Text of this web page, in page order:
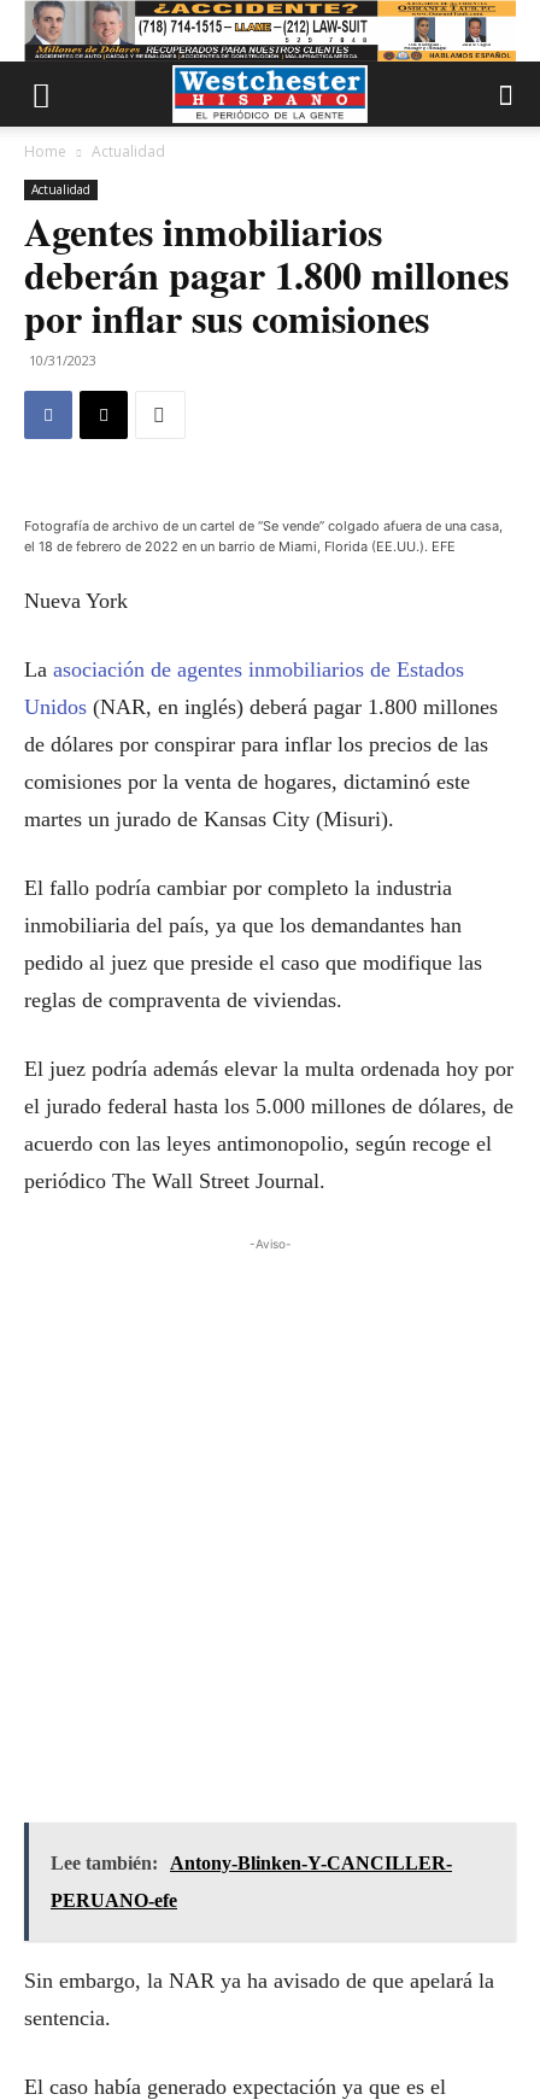
Home Actualidad
Actualidad
Agentes inmobiliarios
deberán pagar 1.800 millones
por inflar sus comisiones
10/31/2023
Fotografía de archivo de un cartel de “Se vende” colgado afuera de una casa,
el 18 de febrero de 2022 en un barrio de Miami, Florida (EE.UU.). EFE
Nueva York
La asociación de agentes inmobiliarios de Estados
Unidos (NAR, en inglés) deberá pagar 1.800 millones
de dólares por conspirar para inflar los precios de las
comisiones por la venta de hogares, dictaminó este
martes un jurado de Kansas City (Misuri).
El fallo podría cambiar por completo la industria
inmobiliaria del país, ya que los demandantes han
pedido al juez que preside el caso que modifique las
reglas de compraventa de viviendas.
El juez podría además elevar la multa ordenada hoy por
el jurado federal hasta los 5.000 millones de dólares, de
acuerdo con las leyes antimonopolio, según recoge el
periódico The Wall Street Journal.
-Aviso-
Lee también:
Antony-Blinken-Y-CANCILLER-
PERUANO-efe
Sin embargo, la NAR ya ha avisado de que apelará la
sentencia.
El caso había generado expectación ya que es el